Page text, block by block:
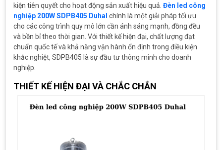
kiện tiên quyết cho hoạt động sản xuất hiệu quả. Đèn led công
nghiệp 200W SDPB405 Duhal chính là một giải pháp tối ưu
cho các công trình quy mô lớn cần ánh sáng mạnh, đồng đều
và bền bỉ theo thời gian. Với thiết kế hiện đại, chất lượng đạt
chuẩn quốc tế và khả năng vận hành ổn định trong điều kiện
khắc nghiệt, SDPB405 là sự đầu tư thông minh cho doanh
nghiệp.
THIẾT KẾ HIỆN ĐẠI VÀ CHẮC CHẮN